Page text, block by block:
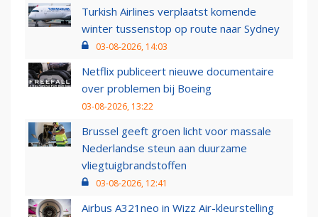
Turkish Airlines verplaatst komende
winter tussenstop op route naar Sydney
03-08-2026, 14:03
Netflix publiceert nieuwe documentaire
over problemen bij Boeing
03-08-2026, 13:22
Brussel geeft groen licht voor massale
Nederlandse steun aan duurzame
vliegtuigbrandstoffen
03-08-2026, 12:41
Airbus A321neo in Wizz Air-kleurstelling